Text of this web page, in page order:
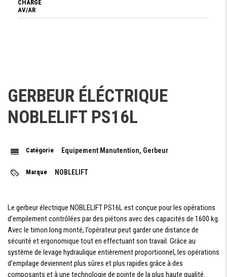
CHARGE
AV/AR
NOMBRE DE
ROUES AV/
AR
DIMENSIONS
HAUTEUR
LEVÉE
LIBRE
1520 mm
LEVÉE 4600 mm
HAUTEUR
DÉPLOYÉ
5080 mm
GERBEUR ÉLÉCTRIQUE
NOBLELIFT PS16L
Catégorie Equipement Manutention, Gerbeur
Marque NOBLELIFT
Le gerbeur électrique NOBLELIFT PS16L est conçue pour les opérations
d’empilement contrôlées par des piétons avec des capacités de 1600 kg.
Avec le timon long monté, l’opérateur peut garder une distance de
sécurité et ergonomique tout en effectuant son travail. Grâce au
système de levage hydraulique entièrement proportionnel, les opérations
d’empilage deviennent plus sûres et plus rapides grâce à des
composants et à une technologie de pointe de la plus haute qualité.